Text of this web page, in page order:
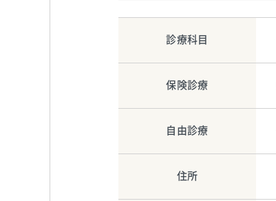
診療科目
保険診療
自由診療
住所